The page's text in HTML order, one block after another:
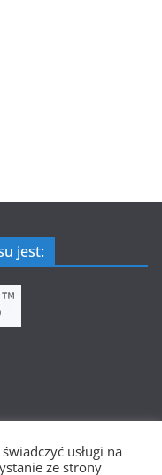
jest:
Siatkówka. Wszystkie
usługi na
ze strony